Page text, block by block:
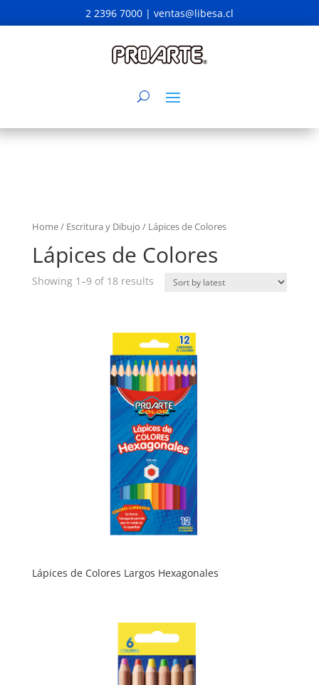
2 2396 7000 | ventas@libesa.cl
Home/ Escritura y Dibujo / Lápices de Colores
Lápices de Colores
Showing 1–9 of 18 results
Lápices de Colores Largos Hexagonales